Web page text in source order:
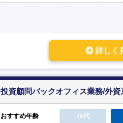
詳しく
投資顧問バックオフィス業務/外
おすすめ年齢 20代